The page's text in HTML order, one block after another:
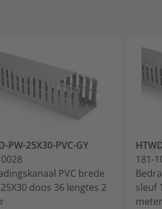
PW-25X30-PVC-GY
PVC brede
doos 36 lengtes 2
181-
sleuf
meter